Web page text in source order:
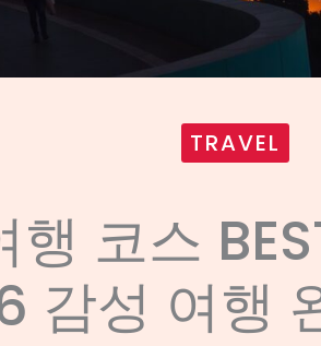
TRAVEL
행 코스
감성 여행